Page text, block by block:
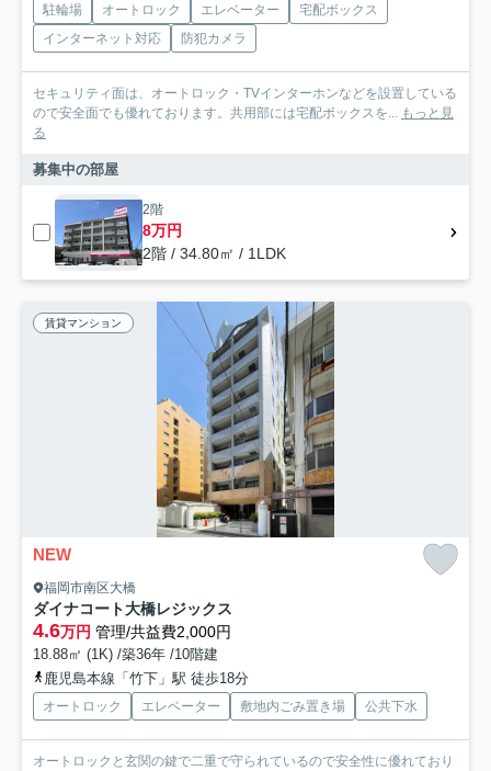
駐輪場 オートロック エレベーター
宅配ボックス
インターネット対応
防犯カメラ
セキュリティ面は、オートロック・TVインターホンなどを設置している
ので安全面でも優れております。共用部には宅配ボックスを... もっと見
る
募集中の部屋
2階
8万円
2階 / 34.80㎡ / 1LDK
賃貸マンション
NEW
福岡市南区大橋
ダイナコート大橋レジックス
4.6万円 管理/共益費2,000円
18.88㎡ (1K) /築36年 /10階建
鹿児島本線「竹下」駅 徒歩18分
オートロック エレベーター 敷地内ごみ置き場 公共下水
オートロックと玄関の鍵で二重で守られているので安全性に優れており